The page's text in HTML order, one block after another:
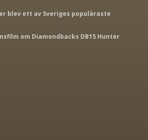
blev ett av Sveriges populäraste
om Diamondbacks DB15 Hunter